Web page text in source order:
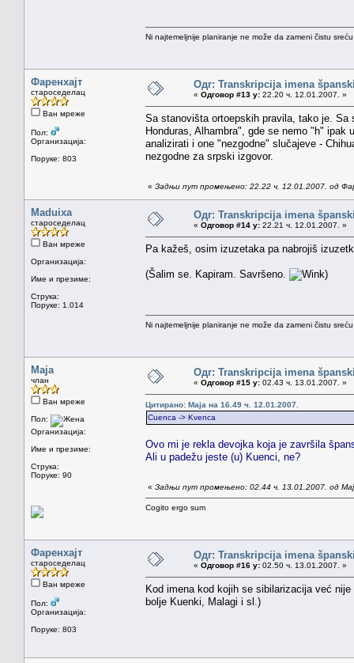
Ni najtemeljnije planiranje ne može da zameni čistu
Фаренхајт
староседелац
Ван мреже
Пол:
Организација:
Поруке: 803
Одг: Transkripcija imena
« Одговор #13 у: 22.20 ч. 12.01.2007. »
Sa stanovišta ortoepskih pravila, tako je.
Honduras, Alhambra", gde se nemo "h"
analizirati i one "nezgodne" slučajeve -
nezgodne za srpski izgovor.
« Задњи пут промењено: 22.22 ч. 12.01.2007. од
Maduixa
староседелац
Ван мреже
Организација:
Име и презиме:
Струка:
Поруке: 1.014
Одг: Transkripcija imena
« Одговор #14 у: 22.21 ч. 12.01.2007. »
Pa kažeš, osim izuzetaka pa nabrojiš
(Šalim se. Kapiram. Savršeno. )
Ni najtemeljnije planiranje ne može da zameni čistu
Maja
члан
Ван мреже
Пол:
Организација:
Име и презиме:
Струка:
Поруке: 90
Одг: Transkripcija imena
« Одговор #15 у: 02.43 ч. 13.01.2007. »
Цитирано: Maja на 16.49 ч. 12.01.2007.
Cuenca -> Kvenca
Ovo mi je rekla devojka koja je završila
Ali u padežu jeste (u) Kuenci, ne?
« Задњи пут промењено: 02.44 ч. 13.01.2007. од
Cogito ergo sum
Фаренхајт
староседелац
Ван мреже
Пол:
Организација:
Поруке: 803
Одг: Transkripcija imena
« Одговор #16 у: 02.50 ч. 13.01.2007. »
Kod imena kod kojih se sibilarizacija već
bolje Kuenki, Malagi i sl.)